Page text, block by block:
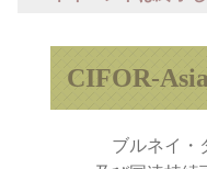
CIFOR-
ブルネイ・